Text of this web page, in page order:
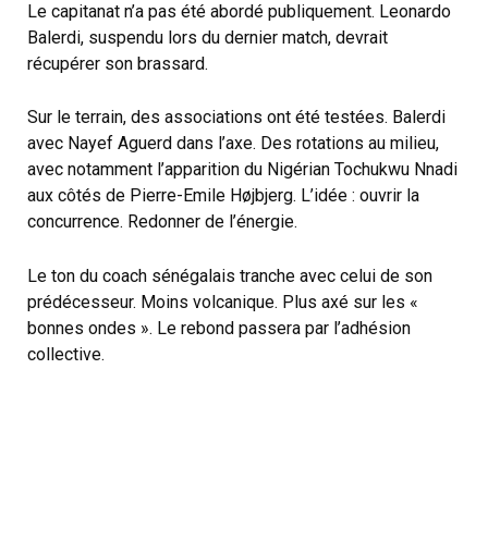
Le capitanat n’a pas été abordé publiquement. Leonardo
Balerdi, suspendu lors du dernier match, devrait
récupérer son brassard.
Sur le terrain, des associations ont été testées. Balerdi
avec Nayef Aguerd dans l’axe. Des rotations au milieu,
avec notamment l’apparition du Nigérian Tochukwu Nnadi
aux côtés de Pierre-Emile Højbjerg. L’idée : ouvrir la
concurrence. Redonner de l’énergie.
Le ton du coach sénégalais tranche avec celui de son
prédécesseur. Moins volcanique. Plus axé sur les «
bonnes ondes ». Le rebond passera par l’adhésion
collective.